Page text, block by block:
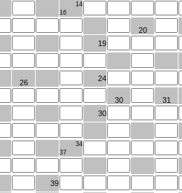
14
16
20
19
26 24
30
31
30
34
37
39